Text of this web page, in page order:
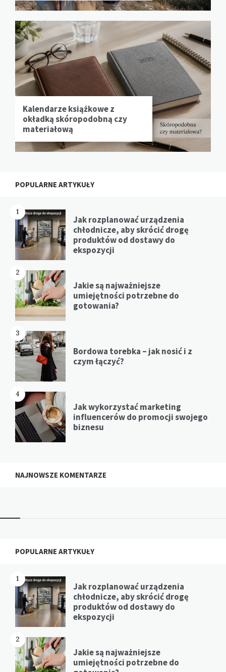
Kalendarze książkowe z
okładką skóropodobną czy
materiałową
POPULARNE ARTYKUŁY
1
Jak rozplanować urządzenia
chłodnicze, aby skrócić drogę
produktów od dostawy do
ekspozycji
2
Jakie są najważniejsze
umiejętności potrzebne do
gotowania?
3
Bordowa torebka – jak nosić i z
czym łączyć?
4
Jak wykorzystać marketing
influencerów do promocji swojego
biznesu
NAJNOWSZE KOMENTARZE
Widgets
POPULARNE ARTYKUŁY
1
Jak rozplanować urządzenia
chłodnicze, aby skrócić drogę
produktów od dostawy do
ekspozycji
2
Jakie są najważniejsze
umiejętności potrzebne do